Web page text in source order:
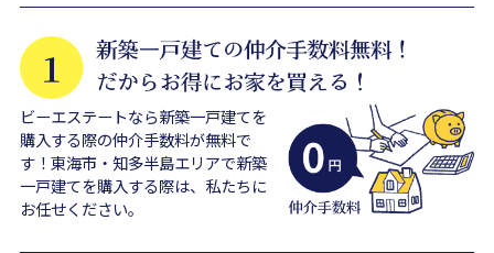
ビーエステートなら新築一戸建てを
購入する際の仲介手数料が無料で
す！東海市・知多半島エリアで新築
一戸建てを購入する際は、私たちに
お任せください。